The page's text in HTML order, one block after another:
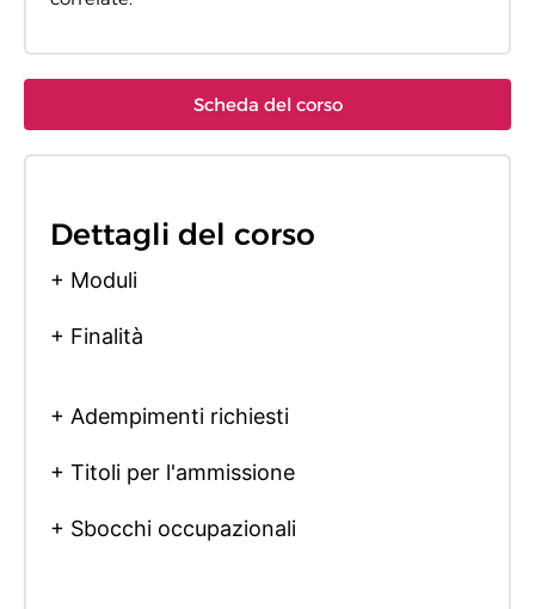
Scheda del corso
Dettagli del corso
+ Moduli
+ Finalità
+ Adempimenti richiesti
+ Titoli per l'ammissione
+ Sbocchi occupazionali